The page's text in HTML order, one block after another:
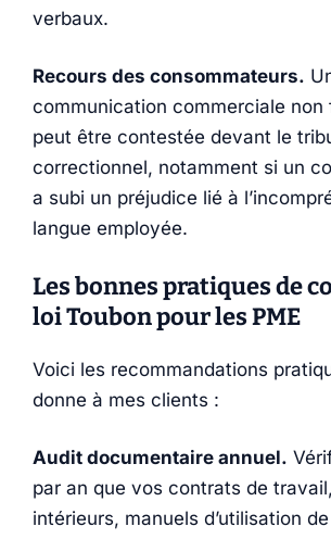
verbaux.
Recours des consommateurs.
communication commerciale non
peut être contestée devant le
correctionnel, notamment si un
a subi un préjudice lié à
langue employée.
Les bonnes pratiques de
loi Toubon pour les PME
Voici les recommandations
donne à mes clients :
Audit documentaire annuel.
par an que vos contrats de
intérieurs, manuels d’utilisation